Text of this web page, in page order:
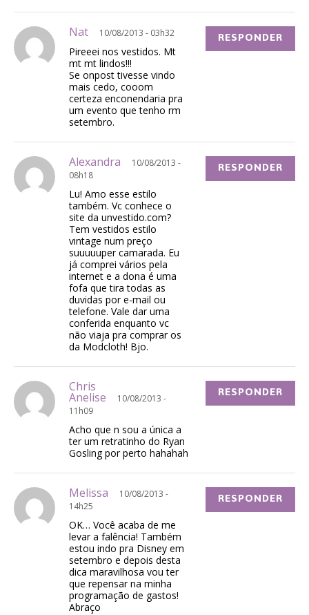
Nat 10/08/2013 - 03h32
Pireeei nos vestidos. Mt
mt mt lindos!!!
Se onpost tivesse vindo
mais cedo, cooom
certeza enconendaria pra
um evento que tenho rm
setembro.
RESPONDER
Alexandra
10/08/2013 -
08h18
Lu! Amo esse estilo
também. Vc conhece o
site da unvestido.com?
Tem vestidos estilo
vintage num preço
suuuuuper camarada. Eu
já comprei vários pela
internet e a dona é uma
fofa que tira todas as
duvidas por e-mail ou
telefone. Vale dar uma
conferida enquanto vc
não viaja pra comprar os
da Modcloth! Bjo.
RESPONDER
Chris
Anelise
10/08/2013 -
11h09
Acho que n sou a única a
ter um retratinho do Ryan
Gosling por perto hahahah
RESPONDER
Melissa
10/08/2013 -
14h25
OK… Você acaba de me
levar a falência! Também
estou indo pra Disney em
setembro e depois desta
dica maravilhosa vou ter
que repensar na minha
programação de gastos!
Abraço
RESPONDER